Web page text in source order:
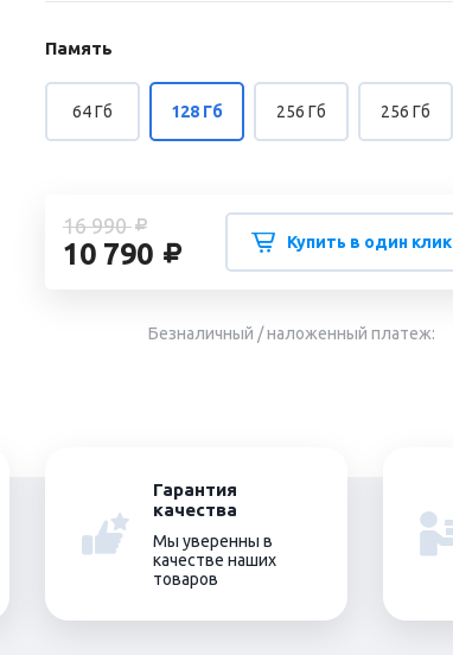
Память
64 Гб 128 Гб 256 Гб 256 Гб
16 990
10 790 Купить в один клик
Безналичный / наложенный платеж:
Гарантия
качества
Мы уверенны в
качестве наших
товаров